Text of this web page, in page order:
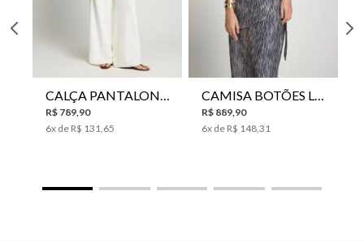
CALÇA PANTALONA LE LIS HORI FEMININA
R$ 789,90
6x de R$ 131,65
CAMISA BOTÕES LE LIS YANNA FEMININA
R$ 889,90
6x de R$ 148,31